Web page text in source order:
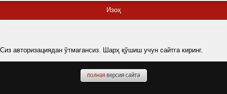
Изоҳ
Сиз авторизациядан ўтмагансиз. Шарҳ қўшиш учун сайтга киринг.